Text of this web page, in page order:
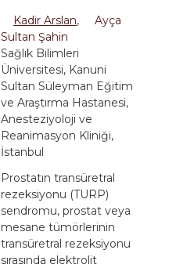
Kadir Arslan,
Ayça
Sultan Şahin
Sağlık Bilimleri
Üniversitesi, Kanuni
Sultan Süleyman Eğitim
ve Araştırma Hastanesi,
Anesteziyoloji ve
Reanimasyon Kliniği,
İstanbul
Prostatın transüretral
rezeksiyonu (TURP)
sendromu, prostat veya
mesane tümörlerinin
transüretral rezeksiyonu
sırasında elektrolit